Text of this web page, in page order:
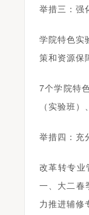
举措三：强
学院特色实
策和资源保
7个学院特
（实验班
举措四：充
改革转专业
一、大二春
力推进辅修